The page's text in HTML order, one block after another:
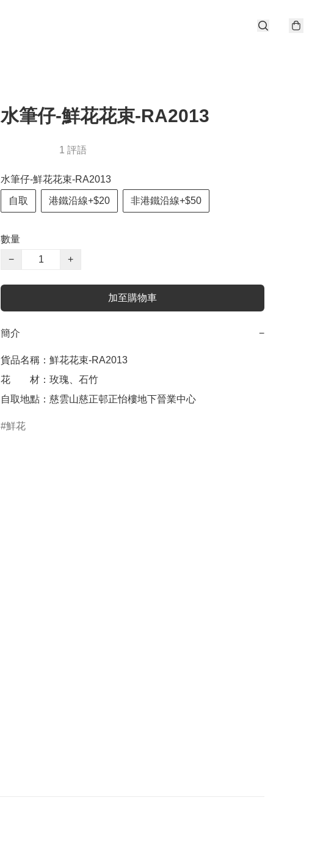
水筆仔-鮮花花束-RA2013
1 評語
水筆仔-鮮花花束-RA2013
自取 港鐵沿線+$20 非港鐵沿線+$50
數量
−
+
加至購物車
簡介 −
貨品名稱：鮮花花束-RA2013
花　　材：玫瑰、石竹
自取地點：慈雲山慈正邨正怡樓地下晉業中心
鮮花